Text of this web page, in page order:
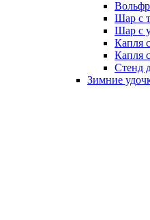
Шар с
Шар с
Капля
Капля
Стенд
Зимние